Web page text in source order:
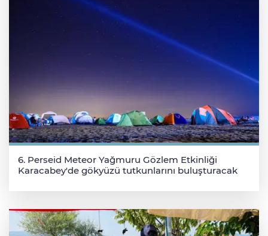
6. Perseid Meteor Yağmuru Gözlem Etkinliği
Karacabey'de gökyüzü tutkunlarını buluşturacak